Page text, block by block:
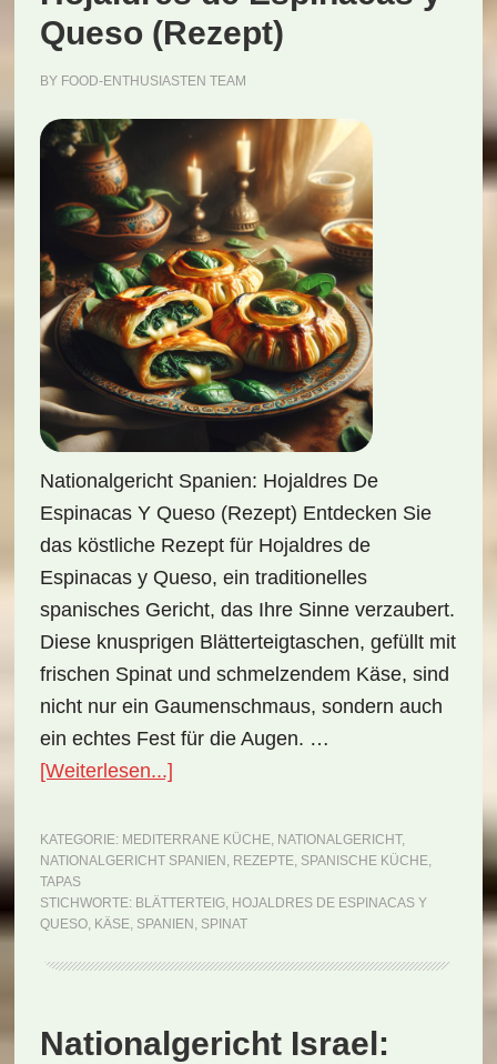
Queso (Rezept)
BY FOOD-ENTHUSIASTEN TEAM
Nationalgericht Spanien: Hojaldres De
Espinacas Y Queso (Rezept) Entdecken Sie
das köstliche Rezept für Hojaldres de
Espinacas y Queso, ein traditionelles
spanisches Gericht, das Ihre Sinne verzaubert.
Diese knusprigen Blätterteigtaschen, gefüllt mit
frischen Spinat und schmelzendem Käse, sind
nicht nur ein Gaumenschmaus, sondern auch
ein echtes Fest für die Augen. …
[Weiterlesen...]ÜberNationalgericht
Hojaldres
de
Espinacas
y
Queso
KATEGORIE: MEDITERRANE KÜCHE, NATIONALGERICHT,
NATIONALGERICHT SPANIEN , REZEPTE, SPANISCHE KÜCHE,
TAPAS
STICHWORTE: BLÄTTERTEIG, HOJALDRES DE ESPINACAS Y
QUESO, KÄSE, SPANIEN , SPINAT
Nationalgericht Israel: